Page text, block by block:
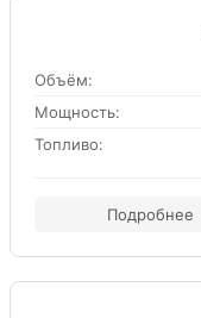
Объём:
Мощность:
Топливо:
Подробнее